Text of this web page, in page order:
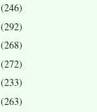
(246)
(292)
(268)
(272)
(233)
(263)